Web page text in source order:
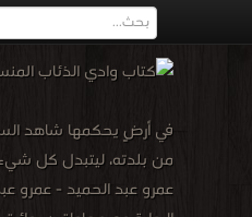
في أرضٍ يحكمها شاهد
من بلدته، ليتبدل كل